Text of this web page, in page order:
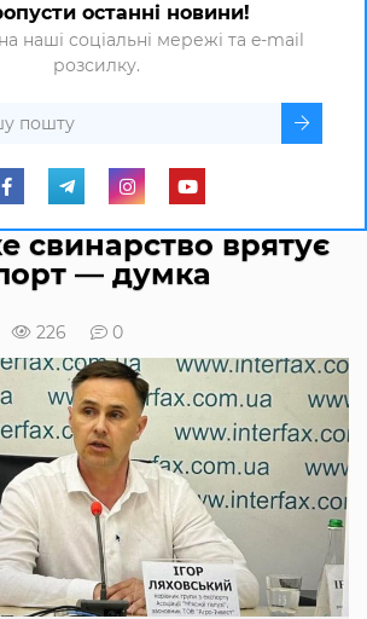
останні новини!
наші соціальні мережі та e-mail
розсилку.
свинарство врятує
— думка
226 0